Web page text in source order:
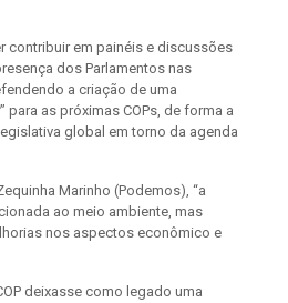
contribuir em painéis e discussões
dos Parlamentos nas
a criação de uma
” para as próximas COPs, de forma a
global em torno da agenda
Marinho (Podemos), “a
ao meio ambiente, mas
nos aspectos econômico e
deixasse como legado uma